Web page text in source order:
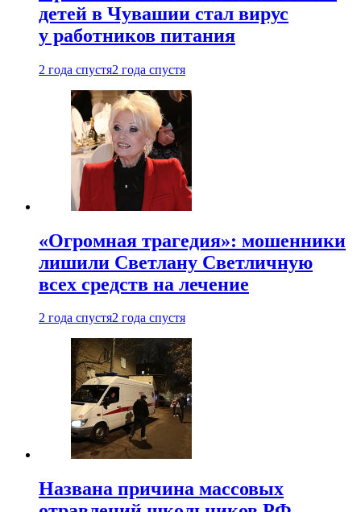
детей в Чувашии стал вирус
у работников питания
2 года спустя2 года спустя
«Огромная трагедия»: мошенники
лишили Светлану Светличную
всех средств на лечение
2 года спустя2 года спустя
Названа причина массовых